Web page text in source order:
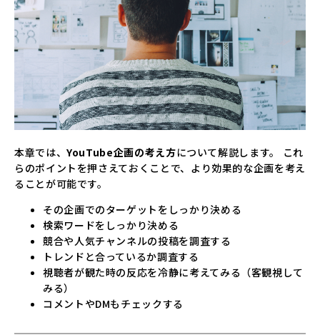
本章では、YouTube企画の考え方について解説します。 これ
らのポイントを押さえておくことで、より効果的な企画を考え
ることが可能です。
その企画でのターゲットをしっかり決める
検索ワードをしっかり決める
競合や人気チャンネルの投稿を調査する
トレンドと合っているか調査する
視聴者が観た時の反応を冷静に考えてみる（客観視して
みる）
コメントやDMもチェックする